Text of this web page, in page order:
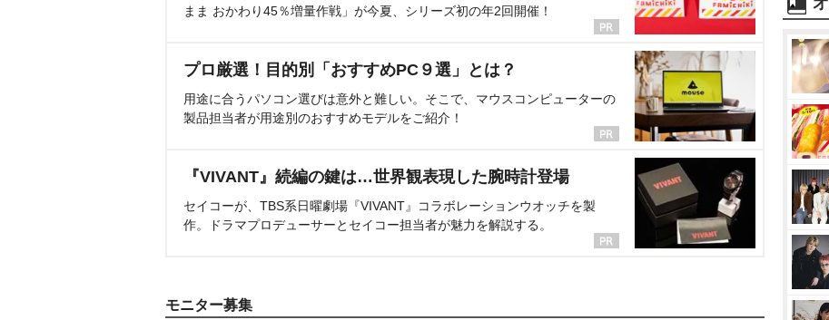
まま おかわり45％増量作戦」が今夏、シリーズ初の年2回開催！
プロ厳選！目的別「おすすめPC９選」とは？
用途に合うパソコン選びは意外と難しい。そこで、マウスコンピューターの
製品担当者が用途別のおすすめモデルをご紹介！
『VIVANT』続編の鍵は…世界観表現した腕時計登場
セイコーが、TBS系日曜劇場『VIVANT』コラボレーションウオッチを製
作。ドラマプロデューサーとセイコー担当者が魅力を解説する。
モニター募集